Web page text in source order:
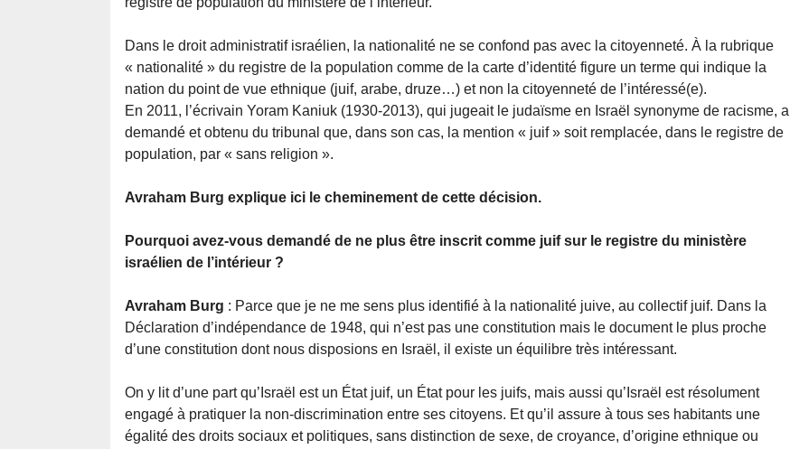
Dans le droit administratif israélien, la nationalité ne se confond pas avec la citoyenneté. À la rubrique
« nationalité » du registre de la population comme de la carte d’identité figure un terme qui indique la
nation du point de vue ethnique (juif, arabe, druze…) et non la citoyenneté de l’intéressé(e).
En 2011, l’écrivain Yoram Kaniuk (1930-2013), qui jugeait le judaïsme en Israël synonyme de racisme, a
demandé et obtenu du tribunal que, dans son cas, la mention « juif » soit remplacée, dans le registre de
population, par « sans religion ».
Avraham Burg explique ici le cheminement de cette décision.
Pourquoi avez-vous demandé de ne plus être inscrit comme juif sur le registre du ministère
israélien de l’intérieur ?
Avraham Burg : Parce que je ne me sens plus identifié à la nationalité juive, au collectif juif. Dans la
Déclaration d’indépendance de 1948, qui n’est pas une constitution mais le document le plus proche
d’une constitution dont nous disposions en Israël, il existe un équilibre très intéressant.
On y lit d’une part qu’Israël est un État juif, un État pour les juifs, mais aussi qu’Israël est résolument
engagé à pratiquer la non-discrimination entre ses citoyens. Et qu’il assure à tous ses habitants une
égalité des droits sociaux et politiques, sans distinction de sexe, de croyance, d’origine ethnique ou